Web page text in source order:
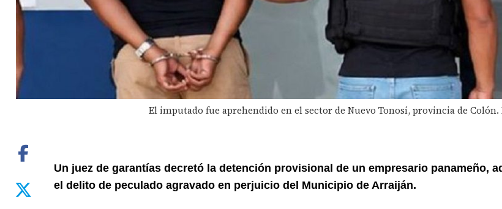
El imputado fue aprehendido en el sector de Nuevo Tonosí, provincia de Colón.
Un juez de garantías decretó la detención provisional de un empresario panameño,
el delito de peculado agravado en perjuicio del Municipio de Arraiján.